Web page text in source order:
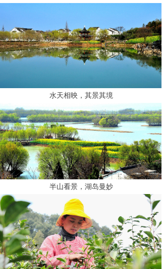
水天相映，其景其境
半山看景，湖岛曼妙